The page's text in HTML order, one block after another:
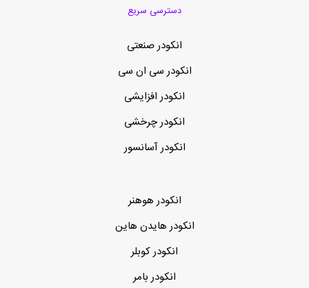
دسترسی سریع
انکودر صنعتی
انکودر سی ان سی
انکودر افزایشی
انکودر چرخشی
انکودر آسانسور
انکودر هوهنر
انکودر هایدن هاین
انکودر کوبلر
انکودر بامر